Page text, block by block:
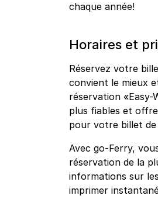
chaque année!
Horaires et
Réservez votre
convient le mieux
réservation «Easy-
plus fiables et
pour votre billet
Avec go-Ferry,
réservation de la
informations sur
imprimer